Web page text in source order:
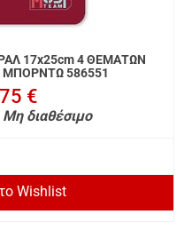
17x25cm 4 ΘΕΜΑΤΩΝ
ΜΠΟΡΝΤΩ 586551
€
Μη διαθέσιμο
Wishlist